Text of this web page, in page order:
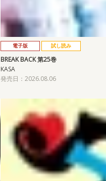
電子版 試し読み
BREAK BACK 第25巻
KASA
発売日：2026.08.06